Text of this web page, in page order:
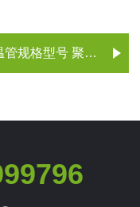
酯保温管施工技术